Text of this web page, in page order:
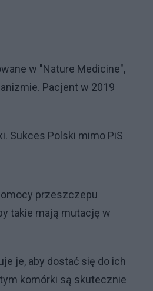
w "Nature Medicine",
Pacjent w 2019
Sukces Polski mimo PiS
przeszczepu
takie mają mutację w
je, aby dostać się do ich
komórki są skutecznie